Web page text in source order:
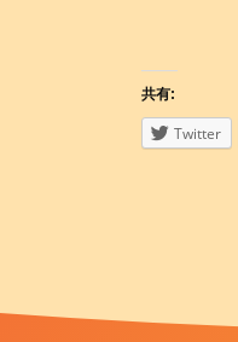
共有:
Twitter